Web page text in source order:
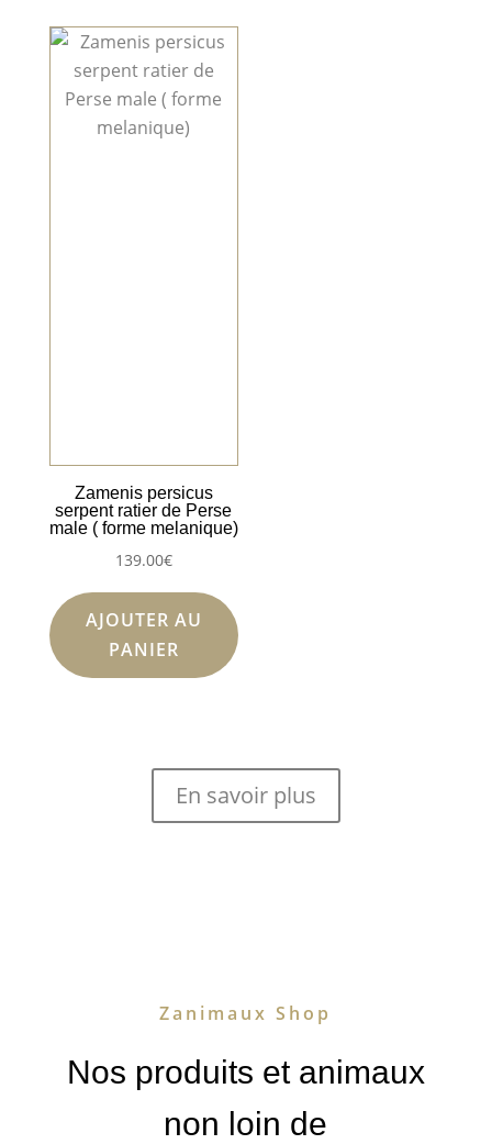
Zamenis persicus
serpent ratier de Perse
male ( forme melanique)
139.00€
AJOUTER AU
PANIER
En savoir plus
Zanimaux Shop
Nos produits et animaux
non loin de